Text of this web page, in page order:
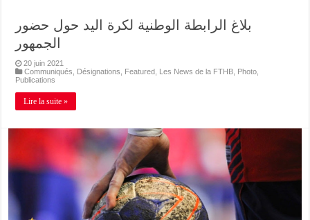
بلاغ الرابطة الوطنية لكرة اليد حول حضور
الجمهور
20 juin 2021
Communiqués
Désignations Featured Les News de la FTHB Photo
Publications
Lire la suite »